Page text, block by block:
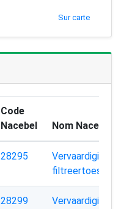
Sur carte
Code
Nacebel
Nom Nacebel
28295
Vervaardiging
28299
Vervaardiging